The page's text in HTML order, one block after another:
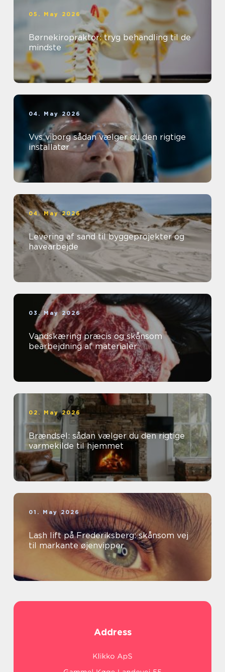
05. May 2026
Børnekiropraktor: tryg behandling til de
mindste
04. May 2026
Vvs viborg sådan vælger du den rigtige
installatør
04. May 2026
Levering af sand til byggeprojekter og
havearbejde
03. May 2026
Vandskæring præcis og skånsom
bearbejdning af materialer
02. May 2026
Brændsel: sådan vælger du den rigtige
varmekilde til hjemmet
01. May 2026
Lash lift på Frederiksberg: skånsom vej
til markante øjenvipper
Address